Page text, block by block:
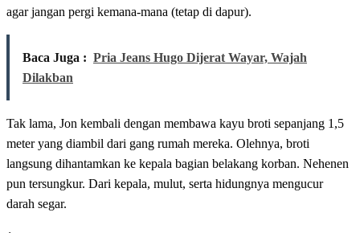
agar jangan pergi kemana-mana (tetap di dapur).
Baca Juga : Pria Jeans Hugo Dijerat Wayar, Wajah
Dilakban
Tak lama, Jon kembali dengan membawa kayu broti sepanjang 1,5
meter yang diambil dari gang rumah mereka. Olehnya, broti
langsung dihantamkan ke kepala bagian belakang korban. Nehenen
pun tersungkur. Dari kepala, mulut, serta hidungnya mengucur
darah segar.